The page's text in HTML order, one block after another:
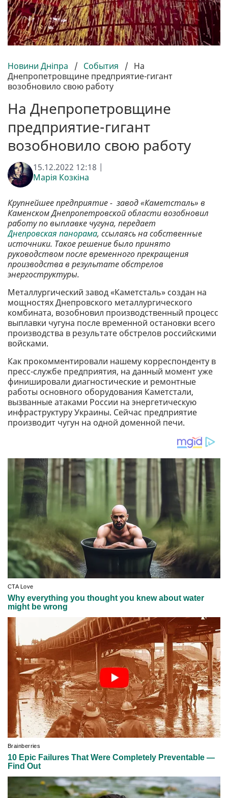
Новини Дніпра / События / На
Днепропетровщине предприятие-гигант
возобновило свою работу
На Днепропетровщине
предприятие-гигант
возобновило свою работу
15.12.2022 12:18 |
Марія Козкіна
Крупнейшее предприятие - завод «Каметсталь» в
Каменском Днепропетровской области возобновил
работу по выплавке чугуна, передает
Днепровская панорама, ссылаясь на собственные
источники. Такое решение было принято
руководством после временного прекращения
производства в результате обстрелов
энергоструктуры.
Металлургический завод «Каметcталь» создан на
мощностях Днепровского металлургического
комбината, возобновил производственный процесс
выплавки чугуна после временной остановки всего
производства в результате обстрелов российскими
войсками.
Как прокомментировали нашему корреспонденту в
пресс-службе предприятия, на данный момент уже
финишировали диагностические и ремонтные
работы основного оборудования Каметстали,
вызванные атаками России на энергетическую
инфраструктуру Украины. Сейчас предприятие
производит чугун на одной доменной печи.